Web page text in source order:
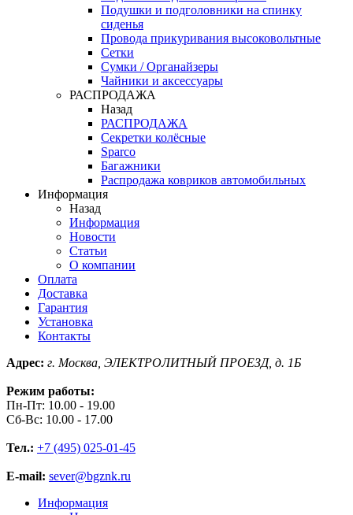
Подушки и подголовники на спинку
сиденья
Провода прикуривания высоковольтные
Сетки
Сумки / Органайзеры
Чайники и аксессуары
РАСПРОДАЖА
Назад
РАСПРОДАЖА
Секретки колёсные
Sparco
Багажники
Распродажа ковриков автомобильных
Информация
Назад
Информация
Новости
Статьи
О компании
Оплата
Доставка
Гарантия
Установка
Контакты
Адрес: г. Москва, ЭЛЕКТРОЛИТНЫЙ ПРОЕЗД, д. 1Б
Режим работы:
Пн-Пт: 10.00 - 19.00
Сб-Вс: 10.00 - 17.00
Тел.: +7 (495) 025-01-45
E-mail: sever@bgznk.ru
Информация